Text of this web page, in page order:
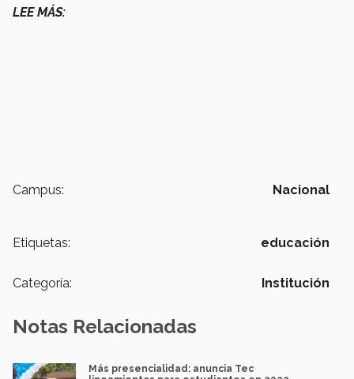
LEE MÁS:
Campus: Nacional
Etiquetas: educación
Categoría: Institución
Notas Relacionadas
Más presencialidad: anuncia Tec